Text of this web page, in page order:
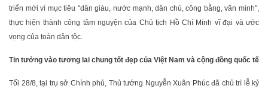
triển mới vì mục tiêu "dân giàu, nước mạnh, dân chủ, công bằng, văn minh",
thực hiện thành công tâm nguyện của Chủ tịch Hồ Chí Minh vĩ đại và ước
vọng của toàn dân tộc.
Tin tưởng vào tương lai chung tốt đẹp của Việt Nam và cộng đồng quốc tế
Tối 28/8, tại trụ sở Chính phủ, Thủ tướng Nguyễn Xuân Phúc đã chủ trì lễ kỷ